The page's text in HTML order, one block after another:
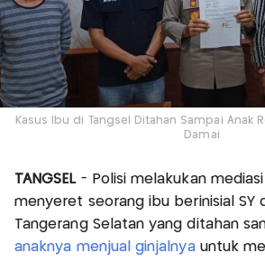
Kasus Ibu di Tangsel Ditahan Sampai Anak
Damai
TANGSEL- Polisi melakukan
menyeret seorang ibu berinisial SY
Tangerang Selatan yang ditahan
anaknya menjual ginjalnya untuk